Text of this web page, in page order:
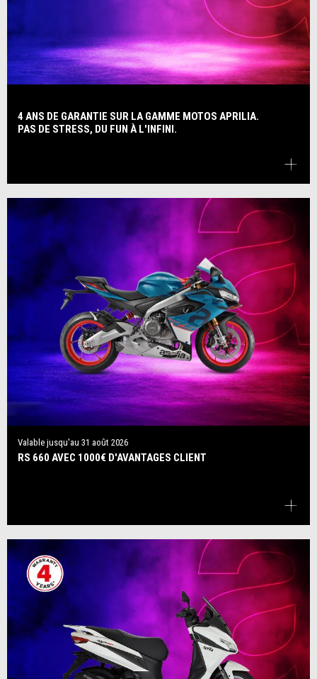
4 ANS DE GARANTIE SUR LA GAMME MOTOS APRILIA.
PAS DE STRESS, DU FUN À L'INFINI.
Valable jusqu'au 31 août 2026
RS 660 AVEC 1000€ D'AVANTAGES CLIENT